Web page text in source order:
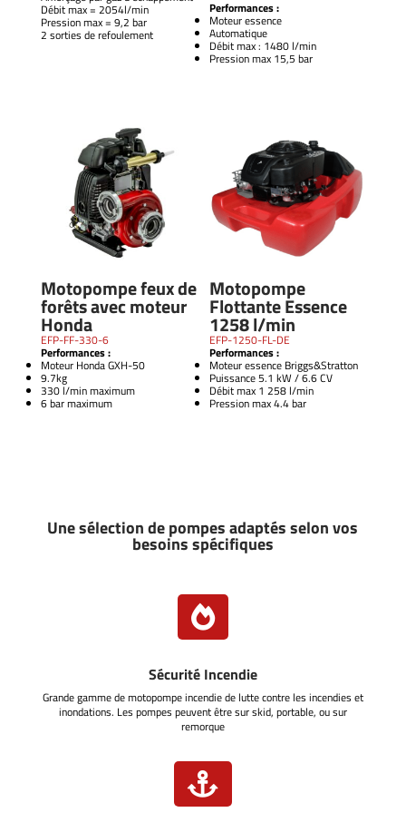
Débit max = 2054l/min
Pression max = 9,2 bar
2 sorties de refoulement
Performances :
Moteur essence
Automatique
Débit max : 1480 l/min
Pression max 15,5 bar
Motopompe feux de
forêts avec moteur
Honda
EFP-FF-330-6
Performances :
Moteur Honda GXH-50
9.7kg
330 l/min maximum
6 bar maximum
Motopompe
Flottante Essence
1258 l/min
EFP-1250-FL-DE
Performances :
Moteur essence Briggs&Stratton
Puissance 5.1 kW / 6.6 CV
Débit max 1 258 l/min
Pression max 4.4 bar
Une sélection de pompes adaptés selon vos
besoins spécifiques

Sécurité Incendie
Grande gamme de motopompe incendie de lutte contre les incendies et
inondations. Les pompes peuvent être sur skid, portable, ou sur
remorque
